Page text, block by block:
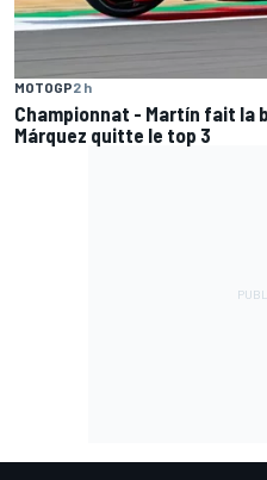
MOTOGP2 h
Championnat - Martín fait la
Márquez quitte le top 3